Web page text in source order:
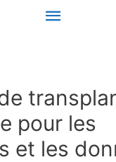
Menu
pour les
et les